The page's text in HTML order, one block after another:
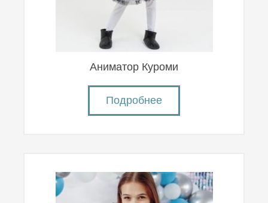
Аниматор Куроми
Подробнее